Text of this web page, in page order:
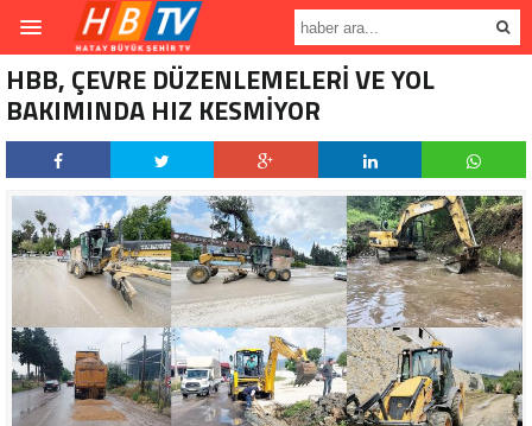
HBB, ÇEVRE DÜZENLEMELERİ VE YOL
BAKIMINDA HIZ KESMİYOR